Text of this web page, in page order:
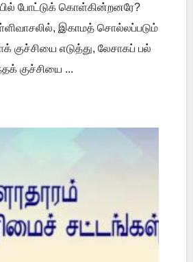
போட்டுக் கொள்கின்றனரே?
இகாமத் சொல்லப்படும்
குச்சியை எடுத்து, லேசாகப் பல்
குச்சியை ...